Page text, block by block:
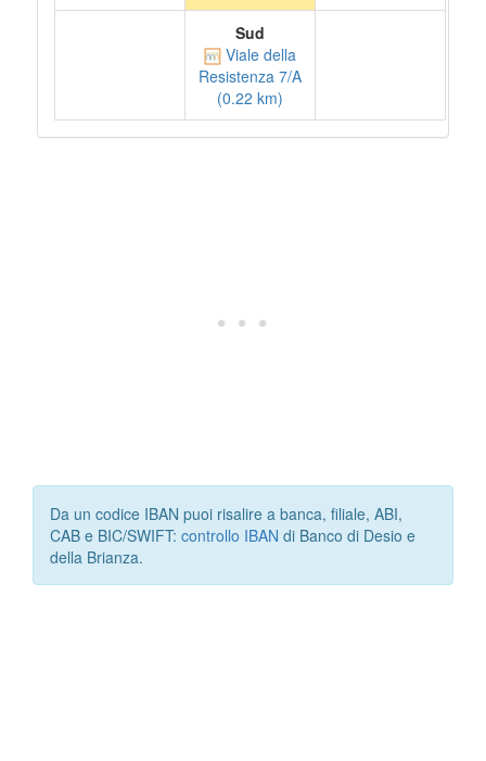
Sud
Viale della
Resistenza 7/A
(0.22 km)
Da un codice IBAN puoi risalire a banca, filiale, ABI,
CAB e BIC/SWIFT: controllo IBAN di Banco di Desio e
della Brianza.